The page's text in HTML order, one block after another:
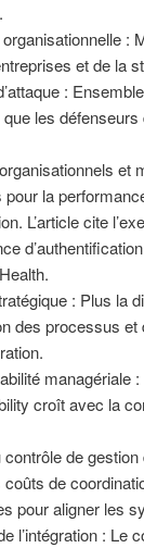
:
et de la
:
les
et
pour la
L’article cite
: Plus la
des processus
managériale
croît avec la
contrôle de
coûts de
pour aligner les
l’intégration : Le